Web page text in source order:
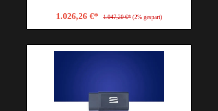
1.026,26 €* 1.047,20 €* (2% gespart)